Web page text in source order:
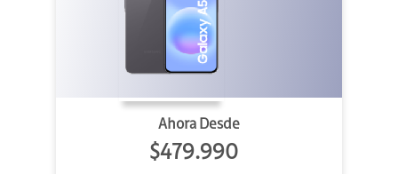
Ahora Desde
$479.990